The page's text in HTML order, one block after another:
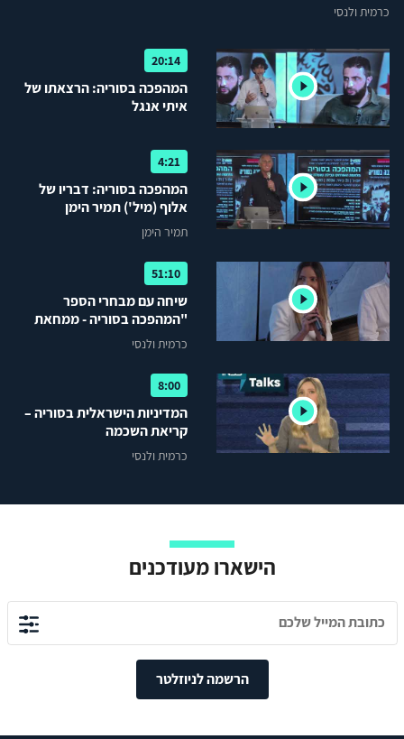
כרמית ולנסי
20:14
המהפכה בסוריה: הרצאתו של
איתי אנגל
4:21
המהפכה בסוריה: דבריו של
אלוף (מיל') תמיר הימן
תמיר הימן
51:10
שיחה עם מבחרי הספר
"המהפכה בסוריה - ממחאת
האזרחים ועד נפילת שלטון
כרמית ולנסי
8:00
המדיניות הישראלית בסוריה –
קריאת השכמה
כרמית ולנסי
הישארו מעודכנים
הרשמה לניוזלטר